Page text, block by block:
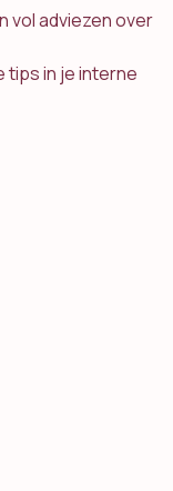
vol adviezen over
tips in je interne